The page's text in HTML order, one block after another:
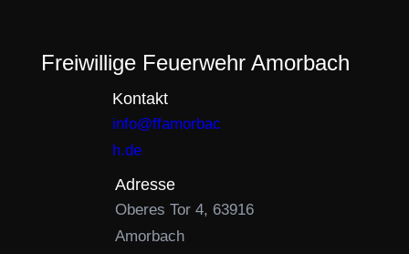
Freiwillige Feuerwehr Amorbach
Kontakt
info@ffamorbac
h.de
Adresse
Oberes Tor 4, 63916
Amorbach